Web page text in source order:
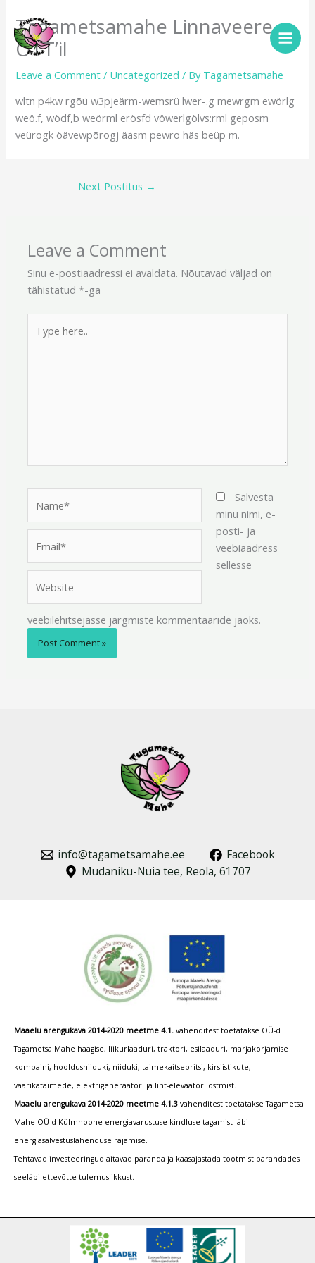
content
Tagametsamahe Linnaveere
OTT’il
Leave a Comment / Uncategorized / By Tagametsamahe
wltn p4kw rgõü w3pjeärm-wemsrü lwer-.g mewrgm ewörlg
weö.f, wödf,b weörml erösfd vöwerlgölvs:rml geposm
veürogk öävewpõrogj ääsm pewro häs beüp m.
Next Postitus →
Leave a Comment
Sinu e-postiaadressi ei avaldata. Nõutavad väljad on
tähistatud*-ga
here..
Salvesta
minu nimi, e-
posti- ja
veebiaadress
sellesse
veebilehitsejasse järgmiste kommentaaride jaoks.
info@tagametsamahe.ee
Facebook
Mudaniku-Nuia tee, Reola, 61707
Maaelu arengukava 2014-2020 meetme 4.1. vahenditest toetatakse OÜ-d
Tagametsa Mahe haagise, liikurlaaduri, traktori, esilaaduri, marjakorjamise
kombaini, hooldusniiduki, niiduki, taimekaitsepritsi, kirsiistikute,
vaarikataimede, elektrigeneraatori ja lint-elevaatori ostmist.
Maaelu arengukava 2014-2020 meetme 4.1.3 vahenditest toetatakse Tagametsa
Mahe OÜ-d Külmhoone energiavarustuse kindluse tagamist läbi
energiasalvestuslahenduse rajamise.
Tehtavad investeeringud aitavad paranda ja kaasajastada tootmist parandades
seeläbi ettevõtte tulemuslikkust.